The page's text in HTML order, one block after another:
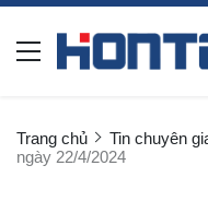
Trang chủ Tin chuyên
ngày 22/4/2024